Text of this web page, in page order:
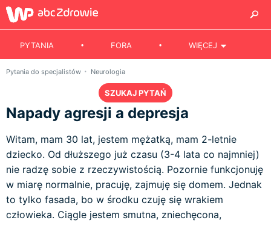
PYTANIA FORA WIĘCEJ
Pytania do specjalistów Neurologia
SZUKAJ PYTAŃ
Napady agresji a depresja
Witam, mam 30 lat, jestem mężatką, mam 2-letnie
dziecko. Od dłuższego już czasu (3-4 lata co najmniej)
nie radzę sobie z rzeczywistością. Pozornie funkcjonuję
w miarę normalnie, pracuję, zajmuję się domem. Jednak
to tylko fasada, bo w środku czuję się wrakiem
człowieka. Ciągle jestem smutna, zniechęcona,